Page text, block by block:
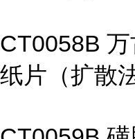
CT0058B
纸片（扩散